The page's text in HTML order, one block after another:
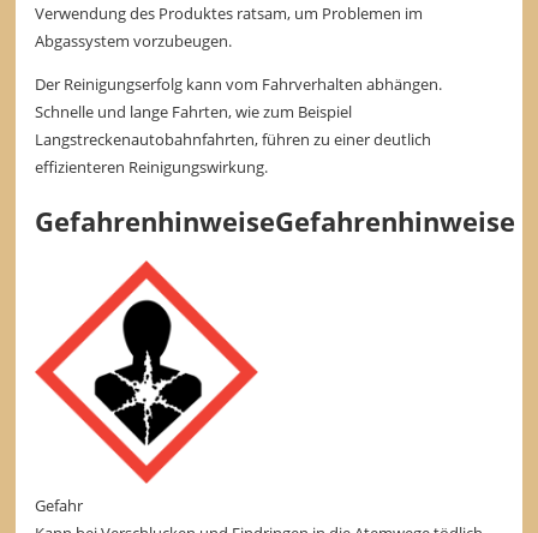
Verwendung des Produktes ratsam, um Problemen im
Abgassystem vorzubeugen.
Der Reinigungserfolg kann vom Fahrverhalten abhängen.
Schnelle und lange Fahrten, wie zum Beispiel
Langstreckenautobahnfahrten, führen zu einer deutlich
effizienteren Reinigungswirkung.
GefahrenhinweiseGefahrenhinweise
Gefahr